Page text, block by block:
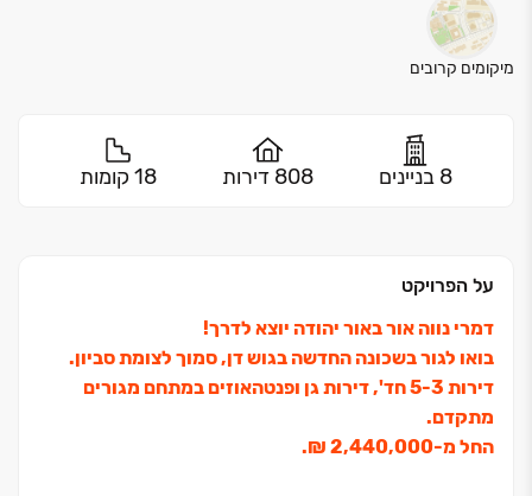
מיקומים קרובים
8 בניינים 808 דירות 18 קומות
על הפרויקט
דמרי נווה אור באור יהודה יוצא לדרך!
בואו לגור בשכונה החדשה בגוש דן, סמוך לצומת סביון.
דירות ‏3‏-‏5 חד', דירות גן ופנטהאוזים במתחם מגורים
מתקדם.
החל מ‏-‏2,440,000 ‏₪.